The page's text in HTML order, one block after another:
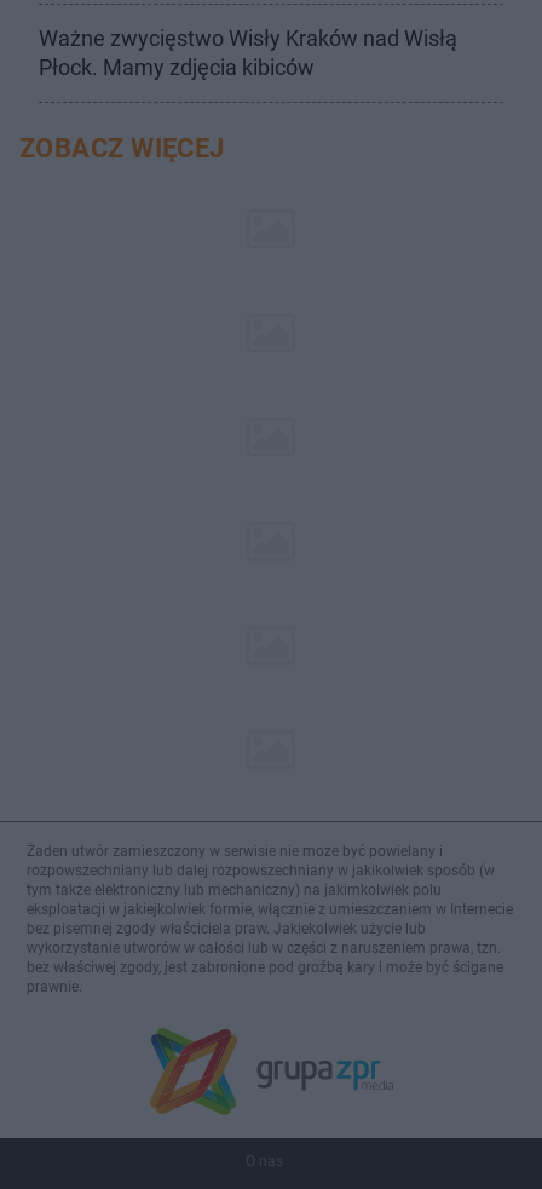
Ważne zwycięstwo Wisły Kraków nad Wisłą
Płock. Mamy zdjęcia kibiców
ZOBACZ WIĘCEJ
Żaden utwór zamieszczony w serwisie nie może być powielany i
rozpowszechniany lub dalej rozpowszechniany w jakikolwiek sposób (w
tym także elektroniczny lub mechaniczny) na jakimkolwiek polu
eksploatacji w jakiejkolwiek formie, włącznie z umieszczaniem w Internecie
bez pisemnej zgody właściciela praw. Jakiekolwiek użycie lub
wykorzystanie utworów w całości lub w części z naruszeniem prawa, tzn.
bez właściwej zgody, jest zabronione pod groźbą kary i może być ścigane
prawnie.
O nas